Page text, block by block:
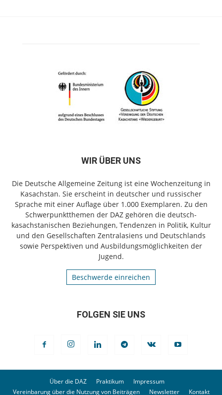
WIR ÜBER UNS
Die Deutsche Allgemeine Zeitung ist eine Wochenzeitung in
Kasachstan. Sie erscheint in deutscher und russischer
Sprache mit einer Auflage über 1.000 Exemplaren. Zu den
Schwerpunktthemen der DAZ gehören die deutsch-
kasachstanischen Beziehungen, Tendenzen in Politik, Kultur
und den Gesellschaften Zentralasiens und Deutschlands
sowie Perspektiven und Ausbildungsmöglichkeiten der
Jugend.
Beschwerde einreichen
FOLGEN SIE UNS
Über die DAZ Praktikum
Impressum
Vereinbarung über die Nutzung von Beiträgen
Newsletter Kontakt